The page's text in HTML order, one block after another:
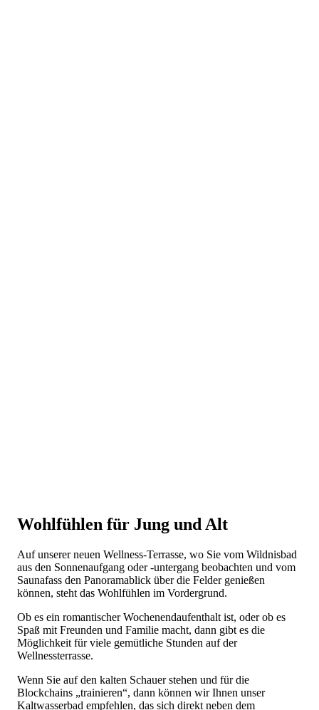
Wohlfühlen für Jung und Alt
Auf unserer neuen Wellness-Terrasse, wo Sie vom Wildnisbad
aus den Sonnenaufgang oder -untergang beobachten und vom
Saunafass den Panoramablick über die Felder genießen
können, steht das Wohlfühlen im Vordergrund.
Ob es ein romantischer Wochenendaufenthalt ist, oder ob es
Spaß mit Freunden und Familie macht, dann gibt es die
Möglichkeit für viele gemütliche Stunden auf der
Wellnessterrasse.
Wenn Sie auf den kalten Schauer stehen und für die
Blockchains „trainieren“, dann können wir Ihnen unser
Kaltwasserbad empfehlen, das sich direkt neben dem